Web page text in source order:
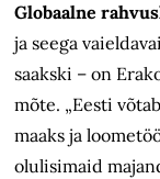
Globaalne
ja seega
saakski – on
mõte. „Eesti
maaks ja
olulisimaid